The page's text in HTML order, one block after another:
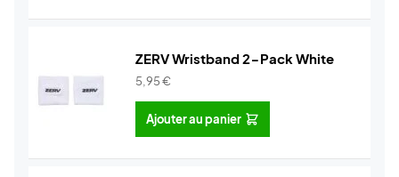
ZERV Wristband 2-Pack White
5,95€
Ajouter au panier